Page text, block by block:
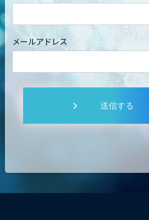
メールアドレス
送信する